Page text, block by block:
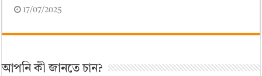
17/07/2025
আপনি কী জানতে চান?